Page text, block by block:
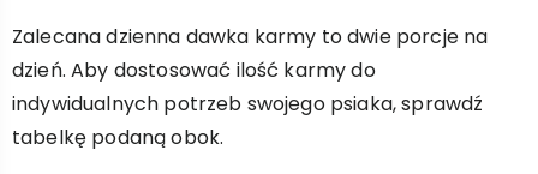
Zalecana dzienna dawka karmy to dwie porcje na
dzień. Aby dostosować ilość karmy do
indywidualnych potrzeb swojego psiaka, sprawdź
tabelkę podaną obok.